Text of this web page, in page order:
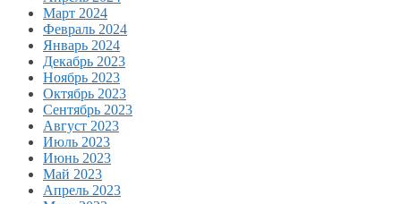
Март 2024
Февраль 2024
Январь 2024
Декабрь 2023
Ноябрь 2023
Октябрь 2023
Сентябрь 2023
Август 2023
Июль 2023
Июнь 2023
Май 2023
Апрель 2023